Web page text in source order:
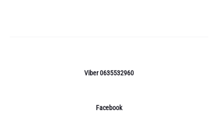
Viber 0635532960
Facebook